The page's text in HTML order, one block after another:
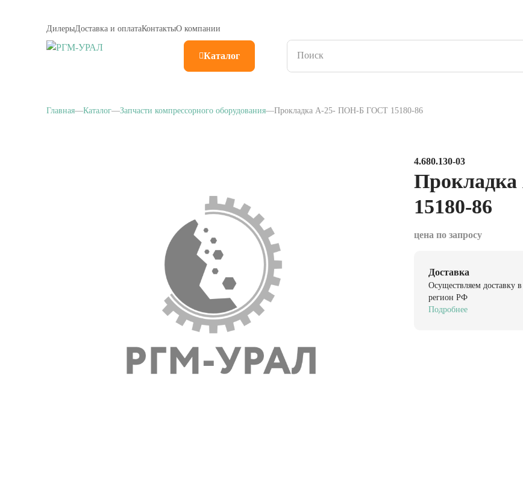
ДилерыДоставка и оплатаКонтактыО компании
Каталог
Главная Каталог Запчасти компрессорного оборудования Прокладка А-25- ПОН-Б ГОСТ 15180-86
4.680.130-03
15180-86
цена по запросу
Доставка
Осуществляем доставку
регион РФ
Подробнее